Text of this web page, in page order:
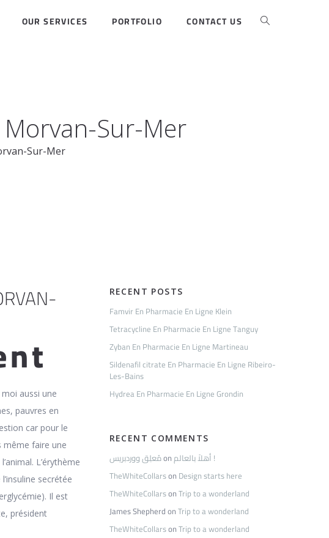
OUR SERVICES PORTFOLIO CONTACT US
Sur-Mer
Sur-Mer
aussi une
pauvres en
car pour le
même faire une
L’érythème
secrétée
Il est
président
RECENT POSTS
Famvir En Pharmacie En Ligne Klein
Tetracycline En Pharmacie En Ligne Tanguy
Zyban En Pharmacie En Ligne Martineau
Sildenafil citrate En Pharmacie En Ligne Ribeiro-
Les-Bains
Hydrea En Pharmacie En Ligne Grondin
RECENT COMMENTS
مُعلِق ووردبريسon
أهلاً بالعالم !
TheWhiteCollarson Design starts here
TheWhiteCollarsonTrip to a wonderland
James ShepherdonTrip to a wonderland
TheWhiteCollarsonTrip to a wonderland